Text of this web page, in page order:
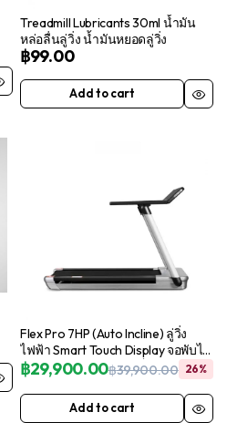
Treadmill Lubricants 30ml น้ำมัน
หล่อลื่นลู่วิ่ง น้ำมันหยอดลู่วิ่ง
฿99.00
Add to cart
Flex Pro 7HP (Auto Incline) ลู่วิ่ง
ไฟฟ้า Smart Touch Display จอพับได้
180 องศา โครงสร้างแข็งแรง
฿39,900.00
price
was:
฿29,900.00
price
is:
26%
Add to cart